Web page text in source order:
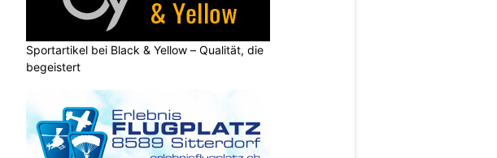
Sportartikel bei Black & Yellow – Qualität, die
begeistert